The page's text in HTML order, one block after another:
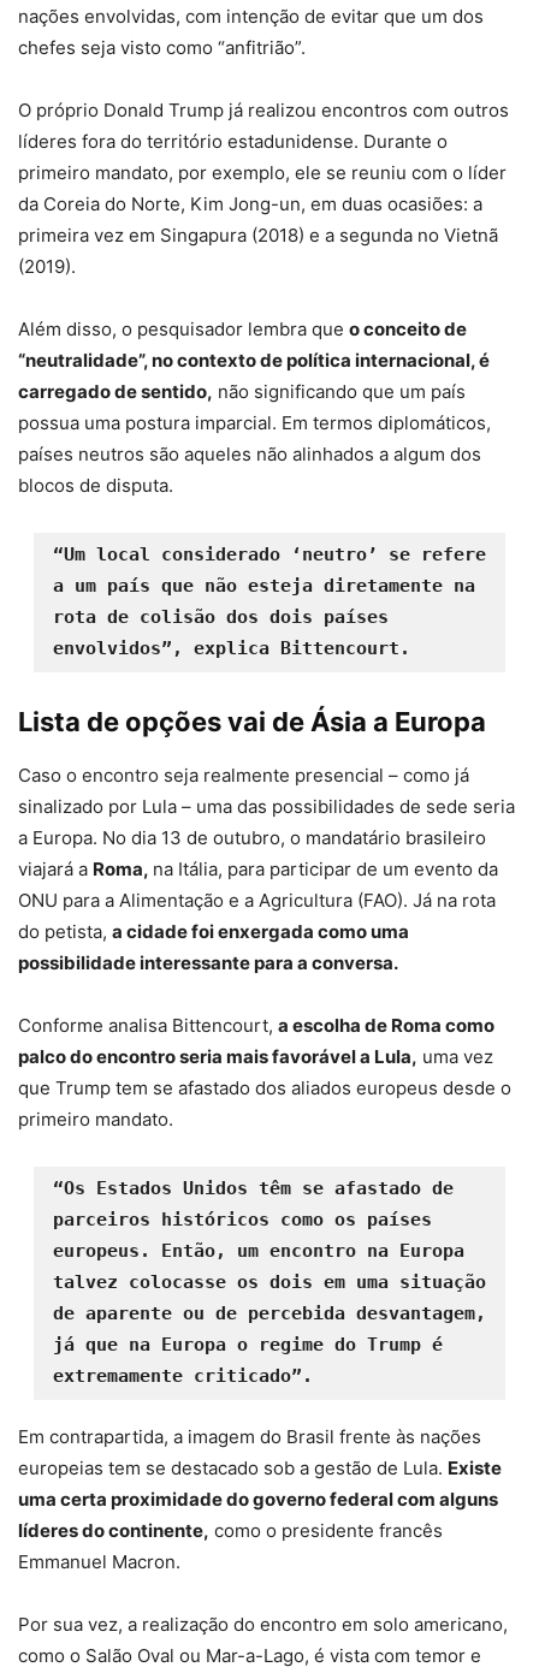
nações envolvidas, com intenção de evitar que um dos
chefes seja visto como “anfitrião”.
O próprio Donald Trump já realizou encontros com outros
líderes fora do território estadunidense. Durante o
primeiro mandato, por exemplo, ele se reuniu com o líder
da Coreia do Norte, Kim Jong-un, em duas ocasiões: a
primeira vez em Singapura (2018) e a segunda no Vietnã
(2019).
Além disso, o pesquisador lembra que o conceito de
“neutralidade”, no contexto de política internacional, é
carregado de sentido, não significando que um país
possua uma postura imparcial. Em termos diplomáticos,
países neutros são aqueles não alinhados a algum dos
blocos de disputa.
“Um local considerado ‘neutro’ se refere
a um país que não esteja diretamente na
rota de colisão dos dois países
envolvidos”, explica Bittencourt.
Lista de opções vai de Ásia a Europa
Caso o encontro seja realmente presencial – como já
sinalizado por Lula – uma das possibilidades de sede seria
a Europa. No dia 13 de outubro, o mandatário brasileiro
viajará a Roma, na Itália, para participar de um evento da
ONU para a Alimentação e a Agricultura (FAO). Já na rota
do petista, a cidade foi enxergada como uma
possibilidade interessante para a conversa.
Conforme analisa Bittencourt, a escolha de Roma como
palco do encontro seria mais favorável a Lula, uma vez
que Trump tem se afastado dos aliados europeus desde o
primeiro mandato.
“Os Estados Unidos têm se afastado de
parceiros históricos como os países
europeus. Então, um encontro na Europa
talvez colocasse os dois em uma situação
de aparente ou de percebida desvantagem,
já que na Europa o regime do Trump é
extremamente criticado”.
Em contrapartida, a imagem do Brasil frente às nações
europeias tem se destacado sob a gestão de Lula. Existe
uma certa proximidade do governo federal com alguns
líderes do continente, como o presidente francês
Emmanuel Macron.
Por sua vez, a realização do encontro em solo americano,
como o Salão Oval ou Mar-a-Lago, é vista com temor e